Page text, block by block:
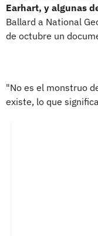
Earhart, y algunas
Ballard a National
de octubre un
"No es el monstruo
existe, lo que